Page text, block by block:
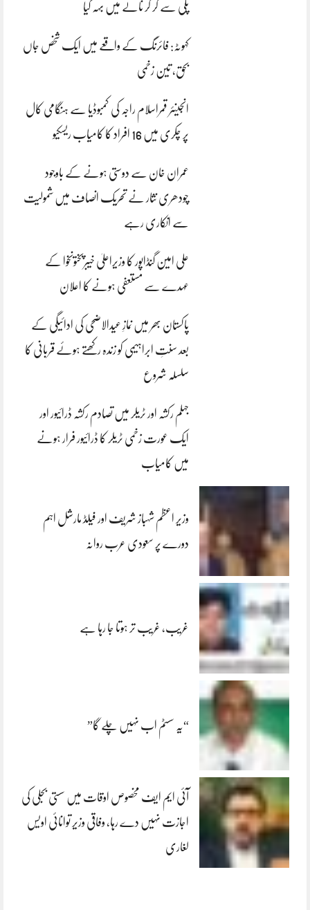
پلی سے گر کر نالے میں بہہ گیا
کہوٹہ: فائرنگ کے واقعے میں ایک شخص جاں
بحق، تین زخمی
انجینئر قمراسلام راجہ کی کمبوڈیا سے ہنگامی کال
پر چکری میں 16 افراد کا کامیاب ریسکیو
عمران خان سے دوستی ہونے کے باوجود
چودھری نثار نے تحریک انصاف میں شمولیت
سے انکاری رہے
علی امین گنڈاپور کا وزیراعلیٰ خیبرپختونخوا کے
عہدے سے مستعفی ہونے کا اعلان
پاکستان بھر میں نمازِ عیدالاضحی کی ادائیگی کے
بعد سنتِ ابراہیمی کو زندہ رکھتے ہوئے قربانی کا
سلسلہ شروع
جہلم رکشہ اور ٹریلر میں تصادم رکشہ ڈرائیور اور
ایک عورت زخمی ٹریلر کا ڈرائیور فرار ہونے
میں کامیاب
وزیر اعظم شہباز شریف اور فیلڈ مارشل اہم
دورے پر سعودی عرب روانہ
غریب، غریب تر ہوتا جا رہا ہے
“یہ سسٹم اب نہیں چلے گا”
آئی ایم ایف مخصوص اوقات میں سستی بجلی کی
اجازت نہیں دے رہا، وفاقی وزیر توانائی اویس
لغاری